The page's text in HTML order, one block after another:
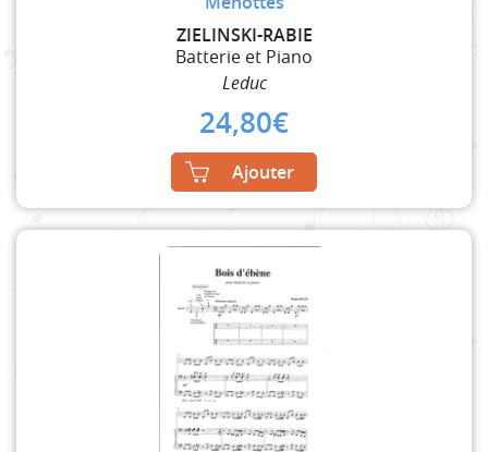
ZIELINSKI-RABIE
Batterie et Piano
Leduc
24,80€
Ajouter